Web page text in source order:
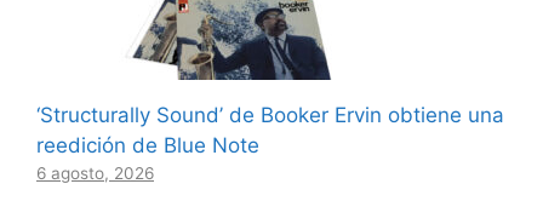
‘Structurally Sound’ de Booker Ervin obtiene una
reedición de Blue Note
6 agosto, 2026